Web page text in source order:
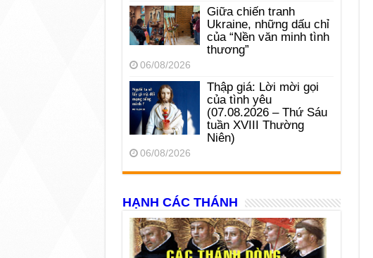
Giữa chiến tranh
Ukraine, những dấu chỉ
của “Nền văn minh tình
thương”
06/08/2026
Thập giá: Lời mời gọi
của tình yêu
(07.08.2026 – Thứ Sáu
tuần XVIII Thường
Niên)
06/08/2026
HẠNH CÁC THÁNH